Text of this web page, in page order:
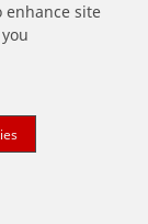
enhance site